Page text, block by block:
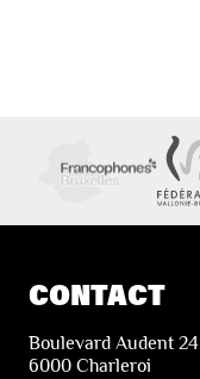
CONTACT
Boulevard Audent 24
6000 Charleroi